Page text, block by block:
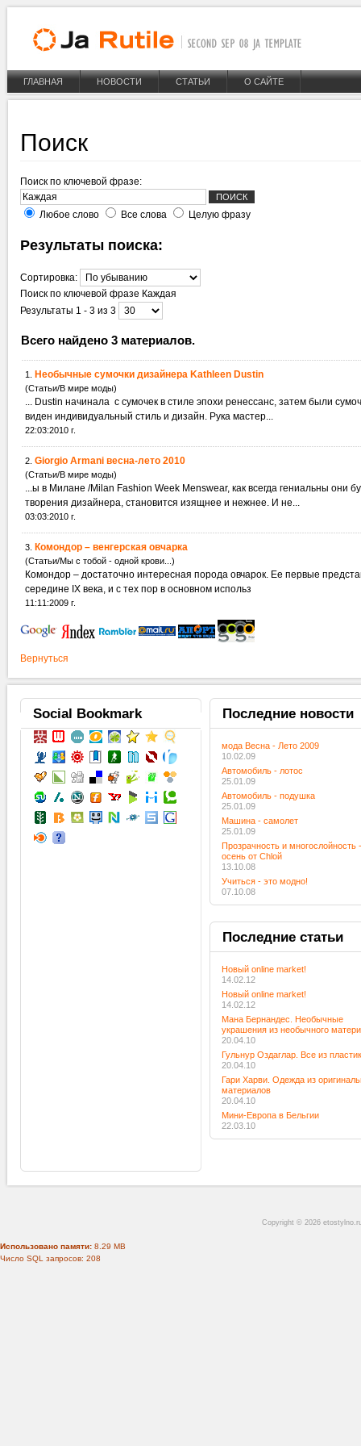
ГЛАВНАЯ НОВОСТИ СТАТЬИ О САЙТЕ
Поиск
Поиск по ключевой фразе:
Любое слово Все слова Целую фразу
Результаты поиска:
Сортировка:
Поиск по ключевой фразе Каждая
Результаты 1 - 3 из 3
Всего найдено 3 материалов.
1. Необычные сумочки дизайнера Kathleen Dustin
(Статьи/В мире моды)
... Dustin начинала с сумочек в стиле эпохи ренессанс, затем были
виден индивидуальный стиль и дизайн. Рука мастер...
22:03:2010 г.
2. Giorgio Armani весна-лето 2010
(Статьи/В мире моды)
...ы в Милане /Milan Fashion Week Menswear, как всегда гениальны они
творения дизайнера, становится изящнее и нежнее. И не...
03:03:2010 г.
3. Комондор – венгерская овчарка
(Статьи/Мы с тобой - одной крови...)
Комондор – достаточно интересная порода овчарок. Ее первые
середине ІХ века, и с тех пор в основном иcпольз
11:11:2009 г.
Вернуться
Social Bookmark Последниеновости
мода Весна - Лето 2009
10.02.09
Автомобиль - лотос
25.01.09
Автомобиль - подушка
25.01.09
Машина - самолет
25.01.09
Прозрачность и многослойность -
осень от Chloй
13.10.08
Учиться - это модно!
07.10.08
Последниестатьи
Новый online market!
14.02.12
Новый online market!
14.02.12
Мана Бернандес. Необычные
украшения из необычного
20.04.10
Гульнур Оздаглар. Все из
20.04.10
Гари Харви. Одежда из
материалов
20.04.10
Мини-Европа в Бельгии
22.03.10
Copyright © 2026
Использовано памяти: 8.29 MB
Число SQL запросов: 208